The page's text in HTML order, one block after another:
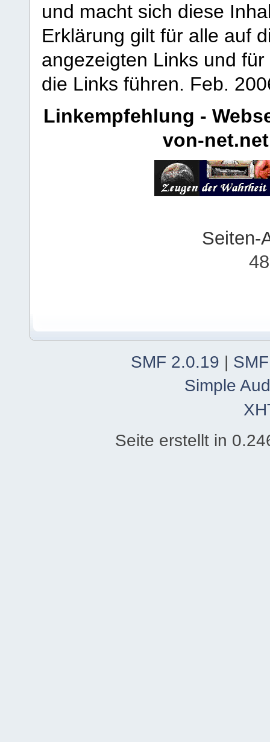
und macht sich diese
Erklärung gilt für alle auf
angezeigten Links und
die Links führen. Feb.
Linkempfehlung -
von-net.net
Seiten-
SMF 2.0.19
Simple
Seite erstellt in